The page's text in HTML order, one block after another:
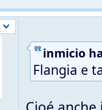
inmicio
Flangia e